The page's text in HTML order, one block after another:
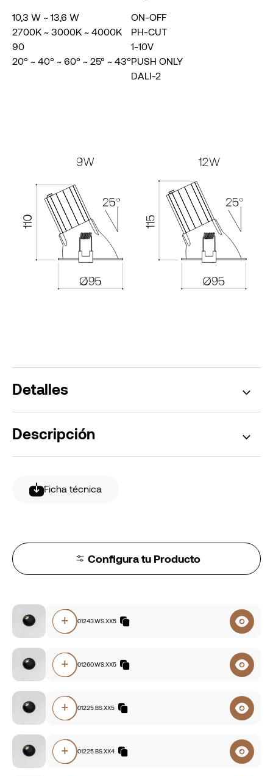
10,3 W ~ 13,6 W
2700K ~ 3000K ~ 4000K
90
20° ~ 40° ~ 60° ~ 25° ~ 43°
ON-OFF
PH-CUT
1-10V
PUSH ONLY
DALI-2
Detalles
Descripción
Ficha técnica
Configura tu Producto
E189.94001243.WS.XX5
+
E189.93001260.WS.XX5
+
E189.93001225.BS.XX5
+
E189.93001225.BS.XX4
+